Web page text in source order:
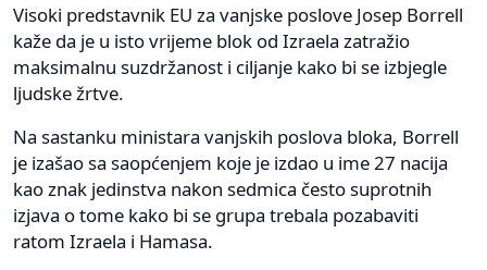
Visoki predstavnik EU za vanjske poslove Josep Borrell
kaže da je u isto vrijeme blok od Izraela zatražio
maksimalnu suzdržanost i ciljanje kako bi se izbjegle
ljudske žrtve.
Na sastanku ministara vanjskih poslova bloka, Borrell
je izašao sa saopćenjem koje je izdao u ime 27 nacija
kao znak jedinstva nakon sedmica često suprotnih
izjava o tome kako bi se grupa trebala pozabaviti
ratom Izraela i Hamasa.